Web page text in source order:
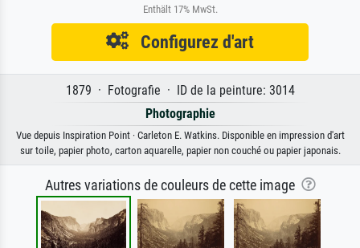
Enthält 17% MwSt.
Configurez d'art
1879 · Fotografie · ID de la peinture: 3014
Photographie
Vue depuis Inspiration Point · Carleton E. Watkins. Disponible en impression d'art
sur toile, papier photo, carton aquarelle, papier non couché ou papier japonais.
Autres variations de couleurs de cette image